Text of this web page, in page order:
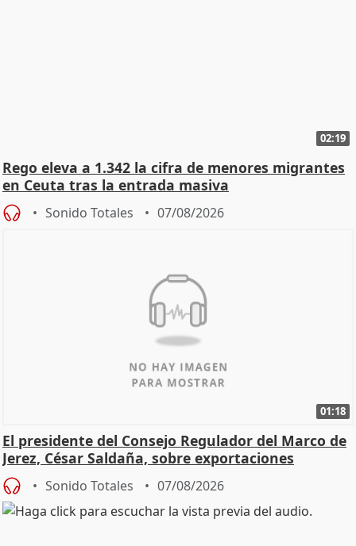
02:19
Rego eleva a 1.342 la cifra de menores migrantes
en Ceuta tras la entrada masiva
Sonido Totales 07/08/2026
01:18
El presidente del Consejo Regulador del Marco de
Jerez, César Saldaña, sobre exportaciones
Sonido Totales 07/08/2026